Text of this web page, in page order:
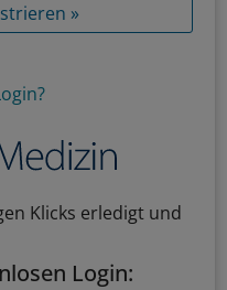
»
Klicks erledigt und
Login: